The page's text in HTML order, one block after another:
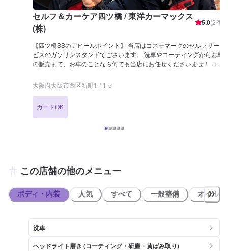
セルフ＆カーケア四ツ橋 / 東洋カーマックス
(株)
5.0(2件)
【四ツ橋SSのアピールポイント】 当店はコスモマークのセルフサー
ビスのガソリンスタンドでございます。 洗車やコーティングからお車
の販売まで、お車のことなら何でも当店にお任せくださいませ！ コー
い！ LINE会員になっていただくとお得なクーポンも発行可能でござ
いますので、お友達追加もお待ちしております！ 【営業時間につい
付: 18:00) 【待合室の詳細】 当店には ✅トイレ ✅椅子 ✅自動販売機
のご用意がございます！お気軽にご利用くださいませ！ 【資格保持
者・店舗の設備】 当店は2級整備士、複数の3級整備士が在籍してい
四ツ橋筋沿い、中央大通り手前左手にございます。コスモマークの看
板が目印です。
大阪府大阪市西区新町1-11-5
カードOK
この店舗の他のメニュー
ボディ・内装 人気 すべて 一般整備 オイル類
洗車
ヘッドライト磨き (コーティング・研磨・黄ばみ取り)